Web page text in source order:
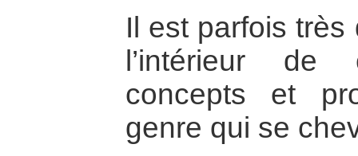
Il est parfois très
l’intérieur
concepts et
genre qui se